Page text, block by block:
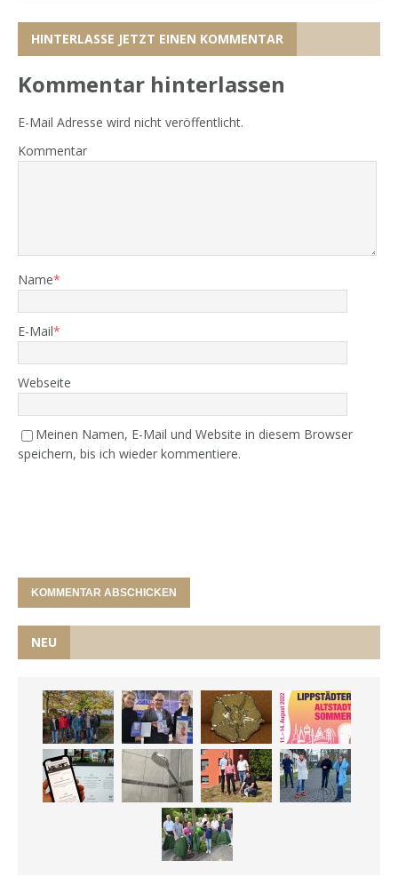
HINTERLASSE JETZT EINEN KOMMENTAR
Kommentar hinterlassen
E-Mail Adresse wird nicht veröffentlicht.
Kommentar
Name*
E-Mail*
Webseite
Meinen Namen, E-Mail und Website in diesem Browser
speichern, bis ich wieder kommentiere.
NEU